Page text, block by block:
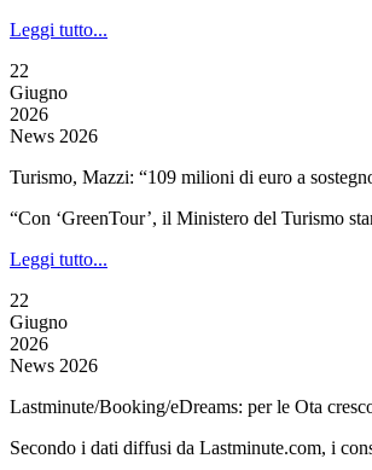
Leggi tutto...
22
Giugno
2026
News 2026
Turismo, Mazzi: “109 milioni di euro a
“Con ‘GreenTour’, il Ministero del Turismo
Leggi tutto...
22
Giugno
2026
News 2026
Lastminute/Booking/eDreams: per le Ota
Secondo i dati diffusi da Lastminute.com, i